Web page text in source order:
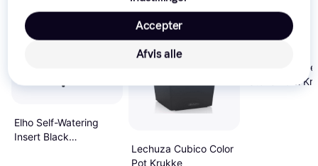
Elho Self-Watering
Insert Black
Lechuza Cubico Color
Pot Krukke
Lechuza
Stone Bowl
Afvis alle
Accepter